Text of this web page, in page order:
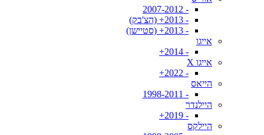
- 2007-2012
- 2013+ (הצ'בק)
- 2013+ (סטיישן)
אייגו
- 2014+
אייגו X
- 2022+
הייאס
- 1998-2011
היילנדר
- 2019+
היילקס